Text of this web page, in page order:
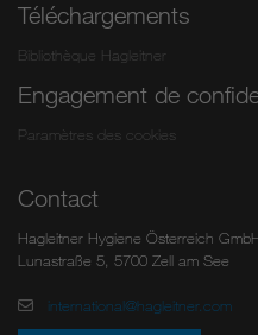
Téléchargements
Bibliothèque Hagleitner
Engagement de
Paramètres des cookies
Contact
Hagleitner Hygiene Österreich
Lunastraße 5, 5700 Zell am See
international@hagleitner.com